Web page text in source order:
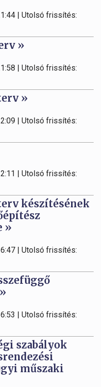
| Utolsó frissítés:
»
| Utolsó frissítés:
»
| Utolsó frissítés:
| Utolsó frissítés:
készítésének
»
| Utolsó frissítés:
| Utolsó frissítés:
szabályok
műszaki